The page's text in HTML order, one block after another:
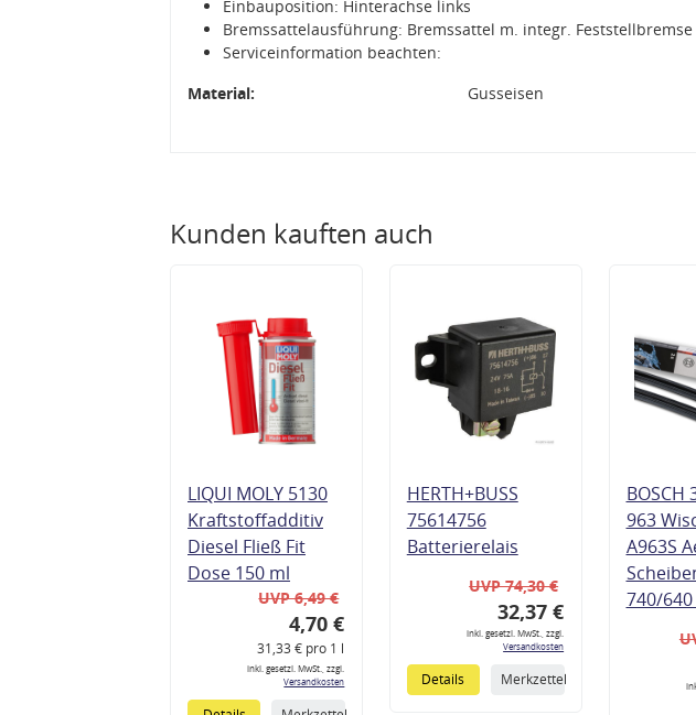
Einbauposition: Hinterachse links
Bremssattelausführung: Bremssattel m. integr. Feststellbremse
Serviceinformation beachten:
Material:
Gusseisen
Kunden kauften auch
LIQUI MOLY 5130
Kraftstoffadditiv
Diesel Fließ Fit
Dose 150 ml
UVP 6,49 €
4,70 €
31,33 € pro 1 l
inkl. gesetzl. MwSt., zzgl.
Versandkosten
HERTH+BUSS
75614756
Batterierelais
UVP 74,30 €
32,37 €
inkl. gesetzl. MwSt., zzgl.
Versandkosten
Details Merkzettel
BOSCH
963
A963S
740/